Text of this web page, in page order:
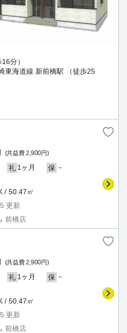
分）
東海道線 新前橋駅 （徒歩25
(共益費 2,900円)
礼 1ヶ月 保 －
/ 50.47㎡
更新
前橋店
(共益費 2,900円)
礼 1ヶ月 保 －
/ 50.47㎡
更新
前橋店